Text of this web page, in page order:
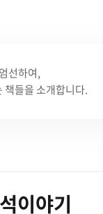
선하여,
책들을 소개합니다.
이야기